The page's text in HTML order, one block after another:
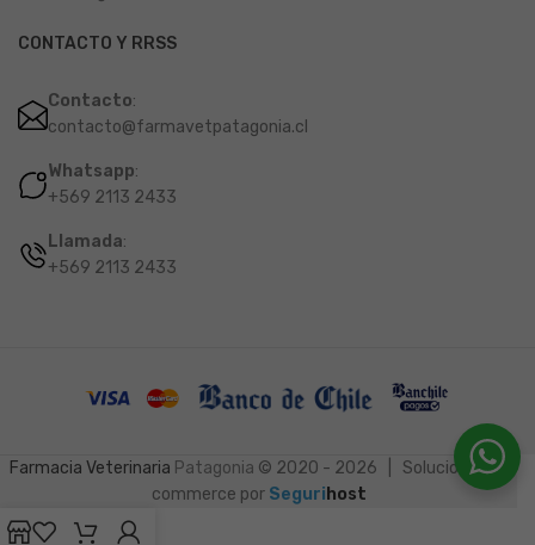
CONTACTO Y RRSS
Contacto:
contacto@farmavetpatagonia.cl
Whatsapp:
+569 2113 2433
Llamada:
+569 2113 2433
Farmacia Veterinaria Patagonia © 2020 - 2026 | Soluciones e-
commerce por Segurihost